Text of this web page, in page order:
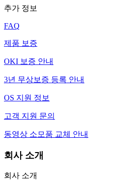
추가 정보
FAQ
제품 보증
OKI 보증 안내
3년 무상보증 등록 안내
OS 지원 정보
고객 지원 문의
동영상 소모품 교체 안내
회사 소개
회사 소개